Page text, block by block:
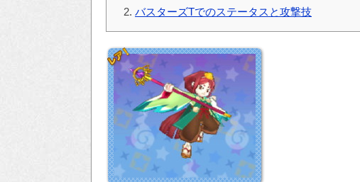
バスターズTでのステータスと攻撃技